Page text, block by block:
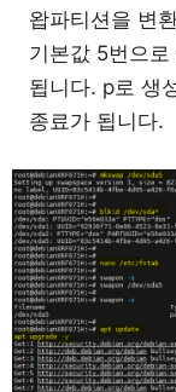
왑파티션을 변
기본값 5번으
됩니다. p로 생
종료가 됩니다.